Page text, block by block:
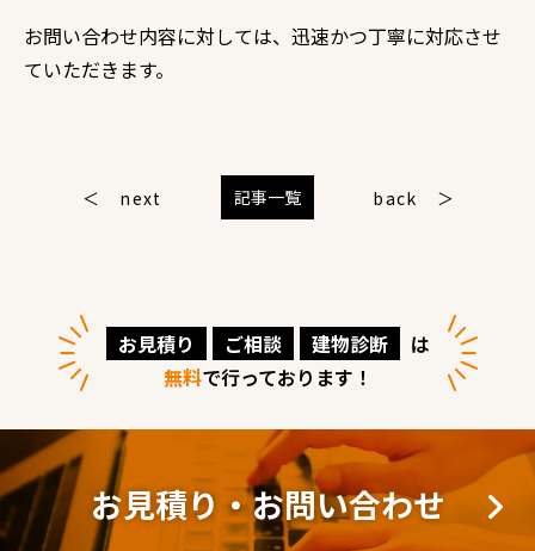
お問い合わせ内容に対しては、迅速かつ丁寧に対応させ
ていただきます。
next 記事一覧 back
お見積り ご相談 建物診断
は
無料で行っております！
お見積り・お問い合わせ